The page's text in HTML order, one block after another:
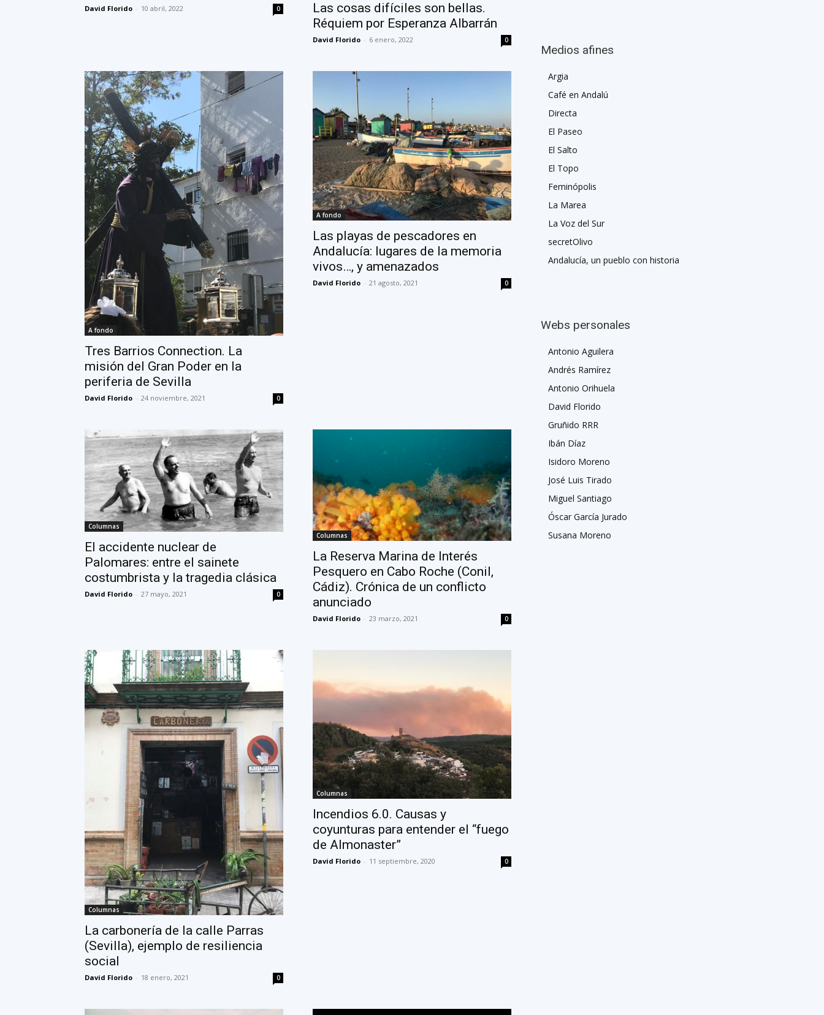
David Florido - 10 abril, 2022 0
Las cosas difíciles son bellas.
Réquiem por Esperanza Albarrán
David Florido - 6 enero, 2022 0
A fondo
Tres Barrios Connection. La
misión del Gran Poder en la
periferia de Sevilla
David Florido - 24 noviembre, 2021 0
A fondo
Las playas de pescadores en
Andalucía: lugares de la memoria
vivos…, y amenazados
David Florido - 21 agosto, 2021 0
Columnas
El accidente nuclear de
Palomares: entre el sainete
costumbrista y la tragedia clásica
David Florido - 27 mayo, 2021 0
Columnas
La Reserva Marina de Interés
Pesquero en Cabo Roche (Conil,
Cádiz). Crónica de un conflicto
anunciado
David Florido - 23 marzo, 2021 0
Columnas
La carbonería de la calle Parras
(Sevilla), ejemplo de resiliencia
social
David Florido - 18 enero, 2021 0
Columnas
Incendios 6.0. Causas y
coyunturas para entender el “fuego
de Almonaster”
David Florido - 11 septiembre, 2020 0
Medios afines
Argia
Café en Andalú
Directa
El Paseo
El Salto
El Topo
Feminópolis
La Marea
La Voz del Sur
secretOlivo
Andalucía, un pueblo con historia
Webs personales
Antonio Aguilera
Andrés Ramírez
Antonio Orihuela
David Florido
Gruñido RRR
Ibán Díaz
Isidoro Moreno
José Luis Tirado
Miguel Santiago
Óscar García Jurado
Susana Moreno